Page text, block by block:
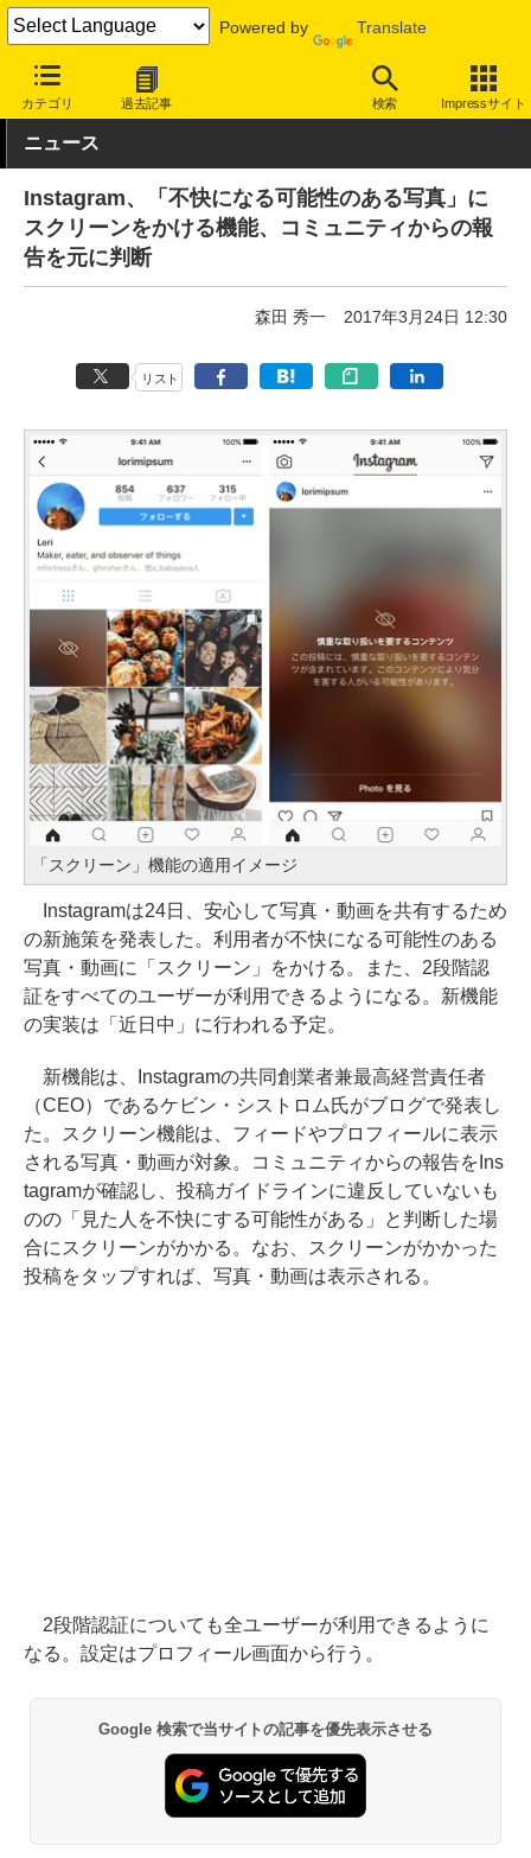
Powered by Translate
カテゴリ 過去記事 検索 Impressサイト
INTERNET Watch サービス/ソフト サービス
ニュース
Instagram、「不快になる可能性のある写真」に
スクリーンをかける機能、コミュニティからの報
告を元に判断
森田 秀一 2017年3月24日 12:30
リスト
「スクリーン」機能の適用イメージ
Instagramは24日、安心して写真・動画を共有するため
の新施策を発表した。利用者が不快になる可能性のある
写真・動画に「スクリーン」をかける。また、2段階認
証をすべてのユーザーが利用できるようになる。新機能
の実装は「近日中」に行われる予定。
新機能は、Instagramの共同創業者兼最高経営責任者
（CEO）であるケビン・シストロム氏がブログで発表し
た。スクリーン機能は、フィードやプロフィールに表示
される写真・動画が対象。コミュニティからの報告をIns
tagramが確認し、投稿ガイドラインに違反していないも
のの「見た人を不快にする可能性がある」と判断した場
合にスクリーンがかかる。なお、スクリーンがかかった
投稿をタップすれば、写真・動画は表示される。
2段階認証についても全ユーザーが利用できるように
なる。設定はプロフィール画面から行う。
Google 検索で当サイトの記事を優先表示させる